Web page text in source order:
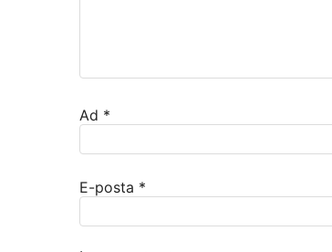
Ad *
E-posta *